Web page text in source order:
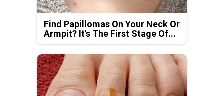
Find Papillomas On Your Neck Or
Armpit? It's The First Stage Of...